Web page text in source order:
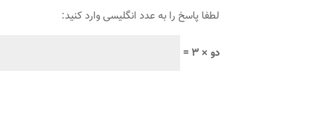
لطفا پاسخ را به عدد انگلیسی وارد کنید:
دو × 3 =